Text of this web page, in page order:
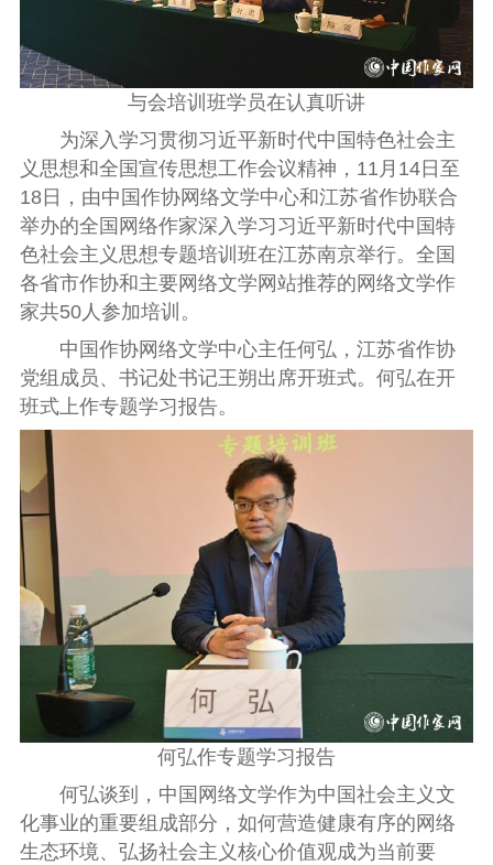
与会培训班学员在认真听讲
为深入学习贯彻习近平新时代中国特色社会主
义思想和全国宣传思想工作会议精神，11月14日至
18日，由中国作协网络文学中心和江苏省作协联合
举办的全国网络作家深入学习习近平新时代中国特
色社会主义思想专题培训班在江苏南京举行。全国
各省市作协和主要网络文学网站推荐的网络文学作
家共50人参加培训。
中国作协网络文学中心主任何弘，江苏省作协
党组成员、书记处书记王朔出席开班式。何弘在开
班式上作专题学习报告。
何弘作专题学习报告
何弘谈到，中国网络文学作为中国社会主义文
化事业的重要组成部分，如何营造健康有序的网络
生态环境、弘扬社会主义核心价值观成为当前要